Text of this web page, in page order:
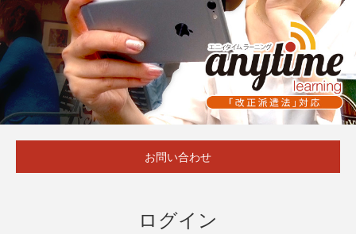
お問い合わせ
ログイン